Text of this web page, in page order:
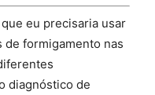
eu precisaria usar
de formigamento nas
diagnóstico de